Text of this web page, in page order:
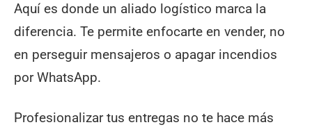
Aquí es donde un aliado logístico marca la
diferencia. Te permite enfocarte en vender, no
en perseguir mensajeros o apagar incendios
por WhatsApp.
Profesionalizar tus entregas no te hace más